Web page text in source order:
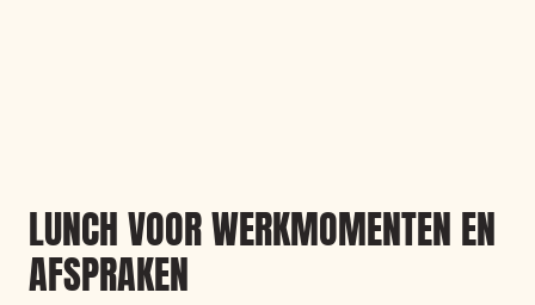
LUNCH VOOR WERKMOMENTEN EN
AFSPRAKEN